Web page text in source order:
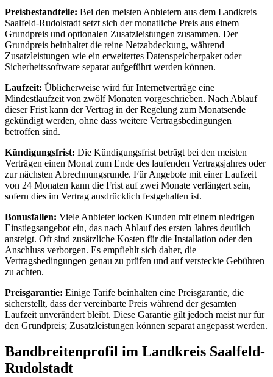
Preisbestandteile: Bei den meisten Anbietern aus dem Landkreis
Saalfeld-Rudolstadt setzt sich der monatliche Preis aus einem
Grundpreis und optionalen Zusatzleistungen zusammen. Der
Grundpreis beinhaltet die reine Netzabdeckung, während
Zusatzleistungen wie ein erweitertes Datenspeicherpaket oder
Sicherheitssoftware separat aufgeführt werden können.
Laufzeit: Üblicherweise wird für Internetverträge eine
Mindestlaufzeit von zwölf Monaten vorgeschrieben. Nach Ablauf
dieser Frist kann der Vertrag in der Regelung zum Monatsende
gekündigt werden, ohne dass weitere Vertragsbedingungen
betroffen sind.
Kündigungsfrist: Die Kündigungsfrist beträgt bei den meisten
Verträgen einen Monat zum Ende des laufenden Vertragsjahres oder
zur nächsten Abrechnungsrunde. Für Angebote mit einer Laufzeit
von 24 Monaten kann die Frist auf zwei Monate verlängert sein,
sofern dies im Vertrag ausdrücklich festgehalten ist.
Bonusfallen: Viele Anbieter locken Kunden mit einem niedrigen
Einstiegsangebot ein, das nach Ablauf des ersten Jahres deutlich
ansteigt. Oft sind zusätzliche Kosten für die Installation oder den
Anschluss verborgen. Es empfiehlt sich daher, die
Vertragsbedingungen genau zu prüfen und auf versteckte Gebühren
zu achten.
Preisgarantie: Einige Tarife beinhalten eine Preisgarantie, die
sicherstellt, dass der vereinbarte Preis während der gesamten
Laufzeit unverändert bleibt. Diese Garantie gilt jedoch meist nur für
den Grundpreis; Zusatzleistungen können separat angepasst werden.
Bandbreitenprofil im Landkreis Saalfeld-
Rudolstadt